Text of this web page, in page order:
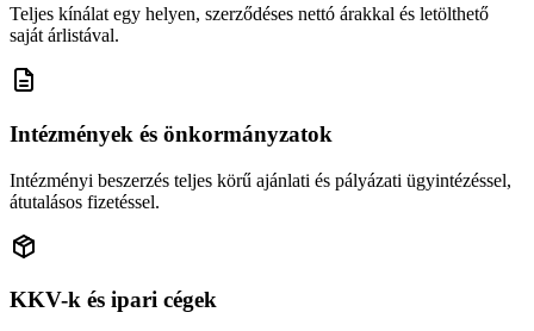
Teljes kínálat egy helyen, szerződéses nettó árakkal és letölthető
saját árlistával.
Intézmények és önkormányzatok
Intézményi beszerzés teljes körű ajánlati és pályázati ügyintézéssel,
átutalásos fizetéssel.
KKV-k és ipari cégek